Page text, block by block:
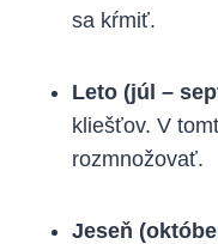
sa kŕmiť.
Leto (júl –
kliešťov. V​
rozmnožovať.
Jeseň